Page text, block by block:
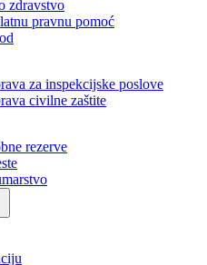
osiguranja
zdravstvo
pravnu pomoć
za inspekcijske poslove
civilne zaštite
rezerve